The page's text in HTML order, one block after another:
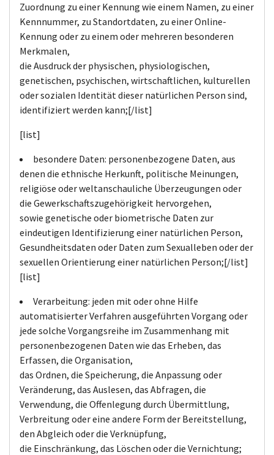
Zuordnung zu einer Kennung wie einem Namen, zu einer
Kennnummer, zu Standortdaten, zu einer Online-
Kennung oder zu einem oder mehreren besonderen
Merkmalen,
die Ausdruck der physischen, physiologischen,
genetischen, psychischen, wirtschaftlichen, kulturellen
oder sozialen Identität dieser natürlichen Person sind,
identifiziert werden kann;[/list]
[list]
besondere Daten: personenbezogene Daten, aus
denen die ethnische Herkunft, politische Meinungen,
religiöse oder weltanschauliche Überzeugungen oder
die Gewerkschaftszugehörigkeit hervorgehen,
sowie genetische oder biometrische Daten zur
eindeutigen Identifizierung einer natürlichen Person,
Gesundheitsdaten oder Daten zum Sexualleben oder der
sexuellen Orientierung einer natürlichen Person;[/list]
[list]
Verarbeitung: jeden mit oder ohne Hilfe
automatisierter Verfahren ausgeführten Vorgang oder
jede solche Vorgangsreihe im Zusammenhang mit
personenbezogenen Daten wie das Erheben, das
Erfassen, die Organisation,
das Ordnen, die Speicherung, die Anpassung oder
Veränderung, das Auslesen, das Abfragen, die
Verwendung, die Offenlegung durch Übermittlung,
Verbreitung oder eine andere Form der Bereitstellung,
den Abgleich oder die Verknüpfung,
die Einschränkung, das Löschen oder die Vernichtung;